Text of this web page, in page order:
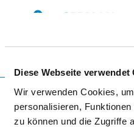
Diese Webseite verwendet
Wir verwenden Cookies,
personalisieren,
zu können und die Zugriffe
To the specialist